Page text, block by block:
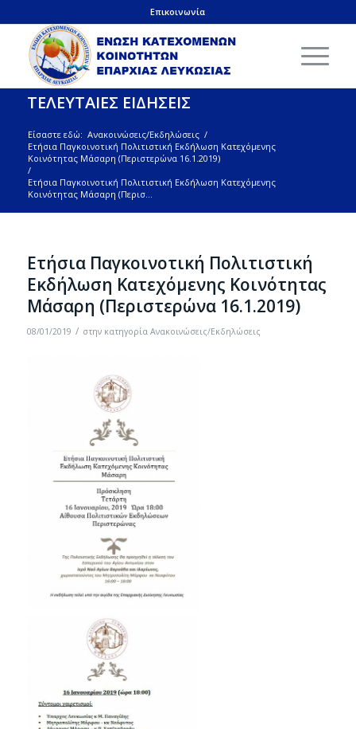
Επικοινωνία
ΤΕΛΕΥΤΑΙΕΣ ΕΙΔΗΣΕΙΣ
Είσαστε εδώ: Ανακοινώσεις/Εκδηλώσεις /
Ετήσια Παγκοινοτική Πολιτιστική Εκδήλωση Κατεχόμενης
Κοινότητας Μάσαρη (Περιστερώνα 16.1.2019)
/
Ετήσια Παγκοινοτική Πολιτιστική Εκδήλωση Κατεχόμενης
Κοινότητας Μάσαρη (Περισ...
Ετήσια Παγκοινοτική Πολιτιστική
Εκδήλωση Κατεχόμενης Κοινότητας
Μάσαρη (Περιστερώνα 16.1.2019)
08/01/2019 / στην κατηγορία Ανακοινώσεις/Εκδηλώσεις